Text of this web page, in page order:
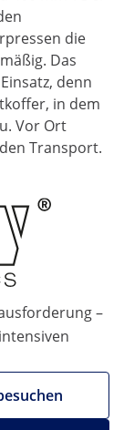
die
Das
denn
in dem
Vor Ort
Transport.
–